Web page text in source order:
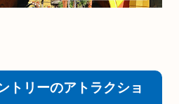
トリーのアトラクショ